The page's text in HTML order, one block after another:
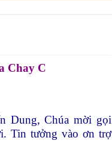
Chay C
Dung, Chúa mời gọi
Tin tưởng vào ơn trợ